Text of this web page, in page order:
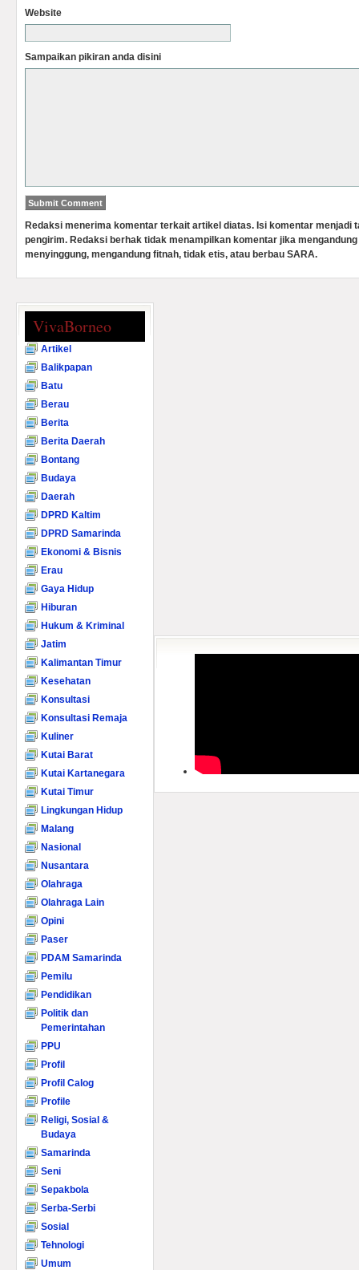
Website
Sampaikan pikiran anda disini
Redaksi menerima komentar terkait artikel diatas. Isi komentar menjadi
pengirim. Redaksi berhak tidak menampilkan komentar jika
menyinggung, mengandung fitnah, tidak etis, atau berbau SARA.
VivaBorneo
Artikel
Balikpapan
Batu
Berau
Berita
Berita Daerah
Bontang
Budaya
Daerah
DPRD Kaltim
DPRD Samarinda
Ekonomi & Bisnis
Erau
Gaya Hidup
Hiburan
Hukum & Kriminal
Jatim
Kalimantan Timur
Kesehatan
Konsultasi
Konsultasi Remaja
Kuliner
Kutai Barat
Kutai Kartanegara
Kutai Timur
Lingkungan Hidup
Malang
Nasional
Nusantara
Olahraga
Olahraga Lain
Opini
Paser
PDAM Samarinda
Pemilu
Pendidikan
Politik dan
Pemerintahan
PPU
Profil
Profil Calog
Profile
Religi, Sosial &
Budaya
Samarinda
Seni
Sepakbola
Serba-Serbi
Sosial
Tehnologi
Umum